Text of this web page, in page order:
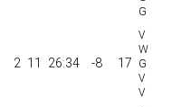
2 11 26:34 -8 17